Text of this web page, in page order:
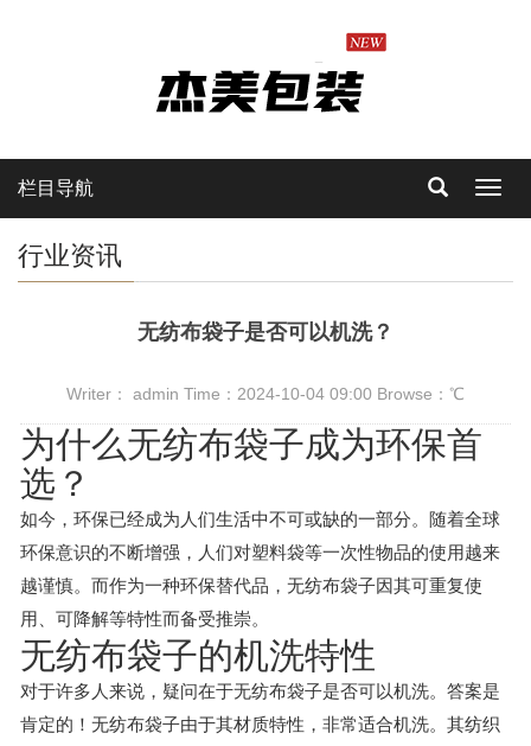
栏目导航
行业资讯
无纺布袋子是否可以机洗？
Writer： admin Time：2024-10-04 09:00 Browse： ℃
为什么无纺布袋子成为环保首
选？
如今，环保已经成为人们生活中不可或缺的一部分。随着全球
环保意识的不断增强，人们对塑料袋等一次性物品的使用越来
越谨慎。而作为一种环保替代品，无纺布袋子因其可重复使
用、可降解等特性而备受推崇。
无纺布袋子的机洗特性
对于许多人来说，疑问在于无纺布袋子是否可以机洗。答案是
肯定的！无纺布袋子由于其材质特性，非常适合机洗。其纺织